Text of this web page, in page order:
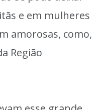
e em mulheres
amorosas, como,
Região